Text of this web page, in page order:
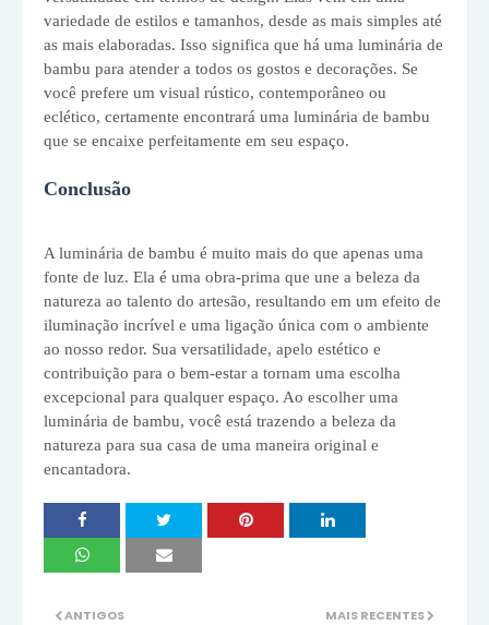
variedade de estilos e tamanhos, desde as mais simples até
as mais elaboradas. Isso significa que há uma luminária de
bambu para atender a todos os gostos e decorações. Se
você prefere um visual rústico, contemporâneo ou
eclético, certamente encontrará uma luminária de bambu
que se encaixe perfeitamente em seu espaço.
Conclusão
A luminária de bambu é muito mais do que apenas uma
fonte de luz. Ela é uma obra-prima que une a beleza da
natureza ao talento do artesão, resultando em um efeito de
iluminação incrível e uma ligação única com o ambiente
ao nosso redor. Sua versatilidade, apelo estético e
contribuição para o bem-estar a tornam uma escolha
excepcional para qualquer espaço. Ao escolher uma
luminária de bambu, você está trazendo a beleza da
natureza para sua casa de uma maneira original e
encantadora.
MAIS RECENTES
ANTIGOS